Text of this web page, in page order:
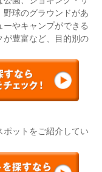
野球のグラウンドがあ
ーやキャンプができる
が豊富など、目的別の
ポットをご紹介してい